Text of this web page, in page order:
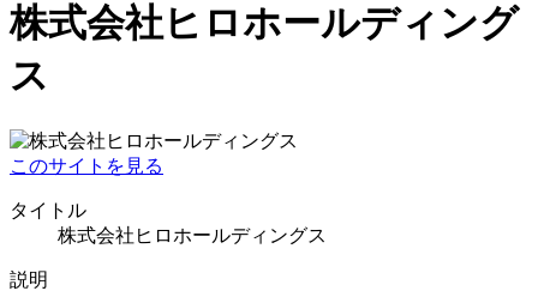
株式会社ヒロホールディング
ス
このサイトを見る
タイトル
株式会社ヒロホールディングス
説明